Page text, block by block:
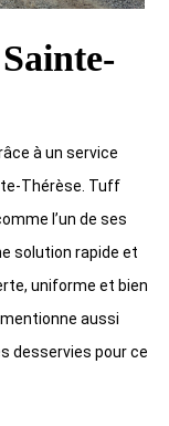
à un service
Thérèse. Tuff
l’un de ses
solution rapide et
uniforme et bien
aussi
desservies pour ce